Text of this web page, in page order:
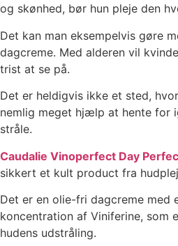
og skønhed, bør hun pleje den
Det kan man eksempelvis gøre
dagcreme. Med alderen vil
trist at se på.
Det er heldigvis ikke et sted,
nemlig meget hjælp at hente for
stråle.
Caudalie Vinoperfect Day
sikkert et kult product fra
Det er en olie-fri dagcreme med
koncentration af Viniferine, som
hudens udstråling.